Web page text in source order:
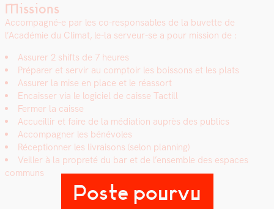
Poste pourvu
Missions
Accompagné‑e par les co-respon­s­ables de la buvette de
l’Académie du Cli­mat, le-la serveur-se a pour mis­sion de :
Assur­er 2 shifts de 7 heures
Pré­par­er et servir au comp­toir les bois­sons et les plats
Assur­er la mise en place et le réas­sort
Encaiss­er via le logi­ciel de caisse Tac­till
Fer­mer la caisse
Accueil­lir et faire de la médi­a­tion auprès des publics
Accom­pa­g­n­er les bénév­oles
Récep­tion­ner les livraisons (selon plan­ning)
Veiller à la pro­preté du bar et de l’ensem­ble des espaces
com­muns